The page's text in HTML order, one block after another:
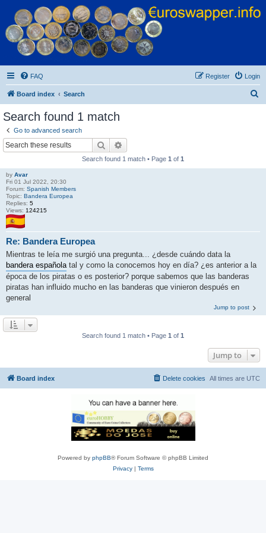
Euroswapper
Euroswapper.info
FAQ Login
Register
Board index Search
Search found 1 match
Go to advanced search
Search
Search found 1 match • Page 1 of 1
by Avar
Fri 01 Jul 2022, 20:30
Forum: Spanish Members
Topic: Bandera Europea
Replies: 5
Views: 124215
Re: Bandera Europea
Mientras te leía me surgió una pregunta... ¿desde cuándo data la
bandera españolatal y como la conocemos hoy en día? ¿es anterior a la
época de los piratas o es posterior? porque sabemos que las banderas
piratas han influido mucho en las banderas que vinieron después en
general
Jump to post
Search found 1 match • Page 1 of 1
Jump to
Board index All times are UTC
Delete cookies
Powered by phpBB® Forum Software © phpBB Limited
Privacy| Terms